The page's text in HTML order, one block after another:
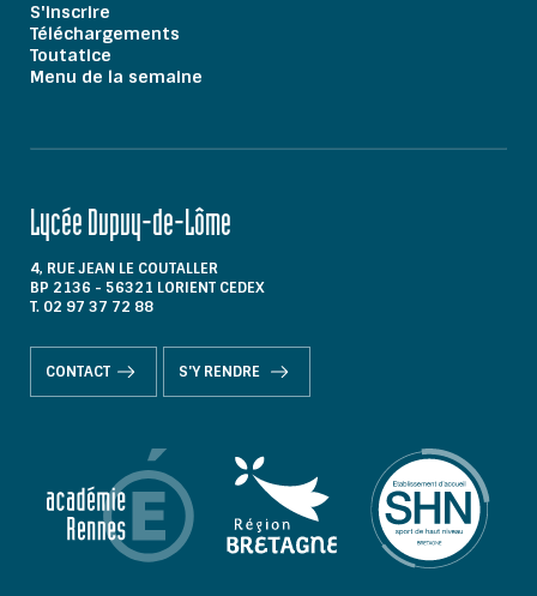
S'inscrire
Téléchargements
Toutatice
Menu de la semaine
Lycée Dupuy-de-Lôme
4, RUE JEAN LE COUTALLER
BP 2136 - 56321 LORIENT CEDEX
T. 02 97 37 72 88
CONTACT S'Y RENDRE